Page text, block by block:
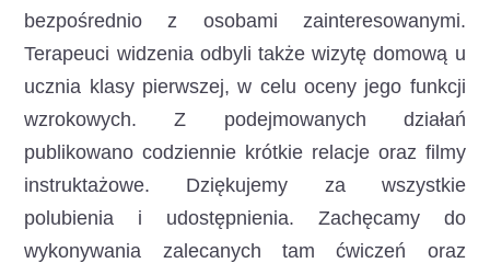
bezpośrednio z osobami zainteresowanymi.
Terapeuci widzenia odbyli także wizytę domową u
ucznia klasy pierwszej, w celu oceny jego funkcji
wzrokowych. Z podejmowanych działań
publikowano codziennie krótkie relacje oraz filmy
instruktażowe. Dziękujemy za wszystkie
polubienia i udostępnienia. Zachęcamy do
wykonywania zalecanych tam ćwiczeń oraz